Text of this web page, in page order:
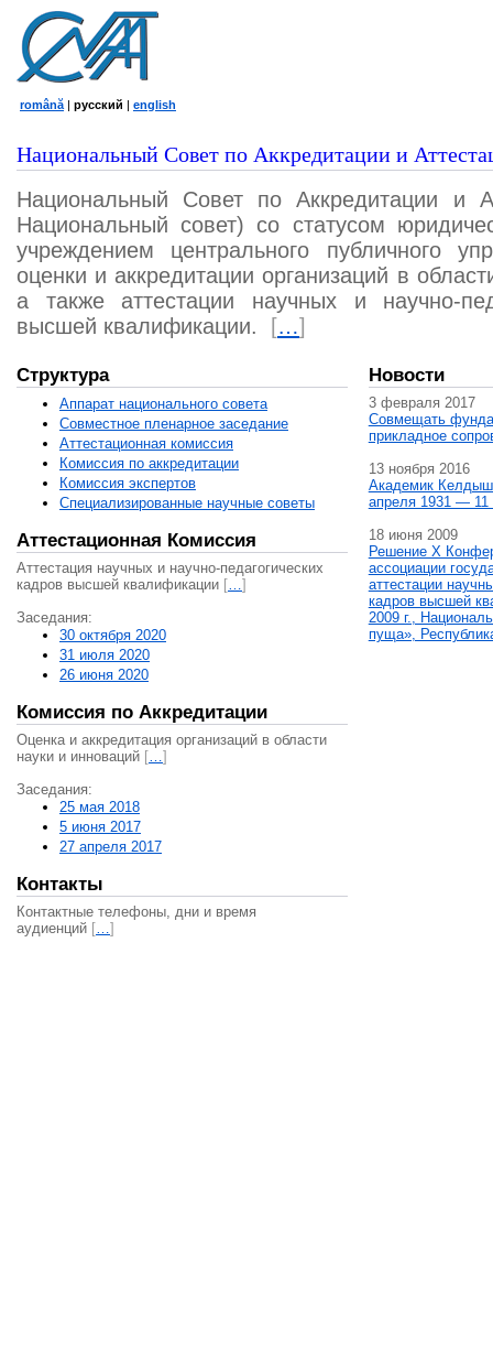
română | русский | english
Национальный Совет по Аккредитации и
Национальный Совет по Аккредитации и
Национальный совет) со статусом
учреждением центрального публичного
оценки и аккредитации организаций в
а также аттестации научных и научно-
высшей квалификации.
[…]
Структура
Аппарат национального совета
Совместное пленарное заседание
Аттестационная комисcия
Комиссия по аккредитации
Комиссия экспертов
Специализированные научные советы
Аттестационная Комиссия
Аттестация научных и научно-педагогических
кадров высшей квалификации […]
Заседания:
30 октября 2020
31 июля 2020
26 июня 2020
Комиссия по Аккредитации
Оценка и аккредитация организаций в области
науки и инноваций […]
Заседания:
25 мая 2018
5 июня 2017
27 апреля 2017
Контакты
Контактные телефоны, дни и время
аудиенций […]
Новости
3 февраля 2017
Совмещать
прикладное
13 ноября 2016
Академик
апреля 1931 — 11
18 июня 2009
Решение X
ассоциации
аттестации
кадров высшей
2009 г.,
пуща»,